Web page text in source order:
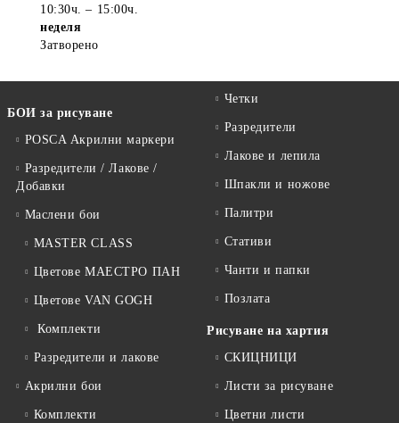
10:30ч. – 15:00ч.
неделя
Затворено
БОИ за рисуване
POSCA Акрилни маркери
Разредители / Лакове /
Добавки
Маслени бои
MASTER CLASS
Цветове МАЕСТРО ПАН
Цветове VAN GOGH
Комплекти
Разредители и лакове
Акрилни бои
Комплекти
Четки
Разредители
Лакове и лепила
Шпакли и ножове
Палитри
Стативи
Чанти и папки
Позлата
Рисуване на хартия
СКИЦНИЦИ
Листи за рисуване
Цветни листи